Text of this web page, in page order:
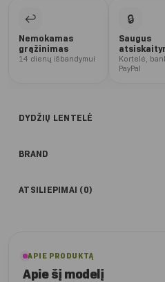
↩
Nemokamas
grąžinimas
14 dienų išbandymui
🔒
Saugus
Kortelė,
PayPal
DYDŽIŲ LENTELĖ
BRAND
ATSILIEPIMAI (0)
APIE PRODUKTĄ
Apie šį modelį